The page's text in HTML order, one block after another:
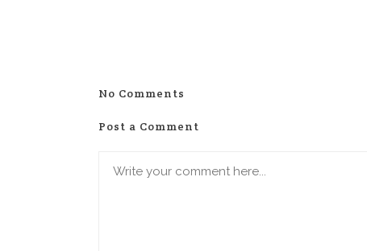
No Comments
Post a Comment